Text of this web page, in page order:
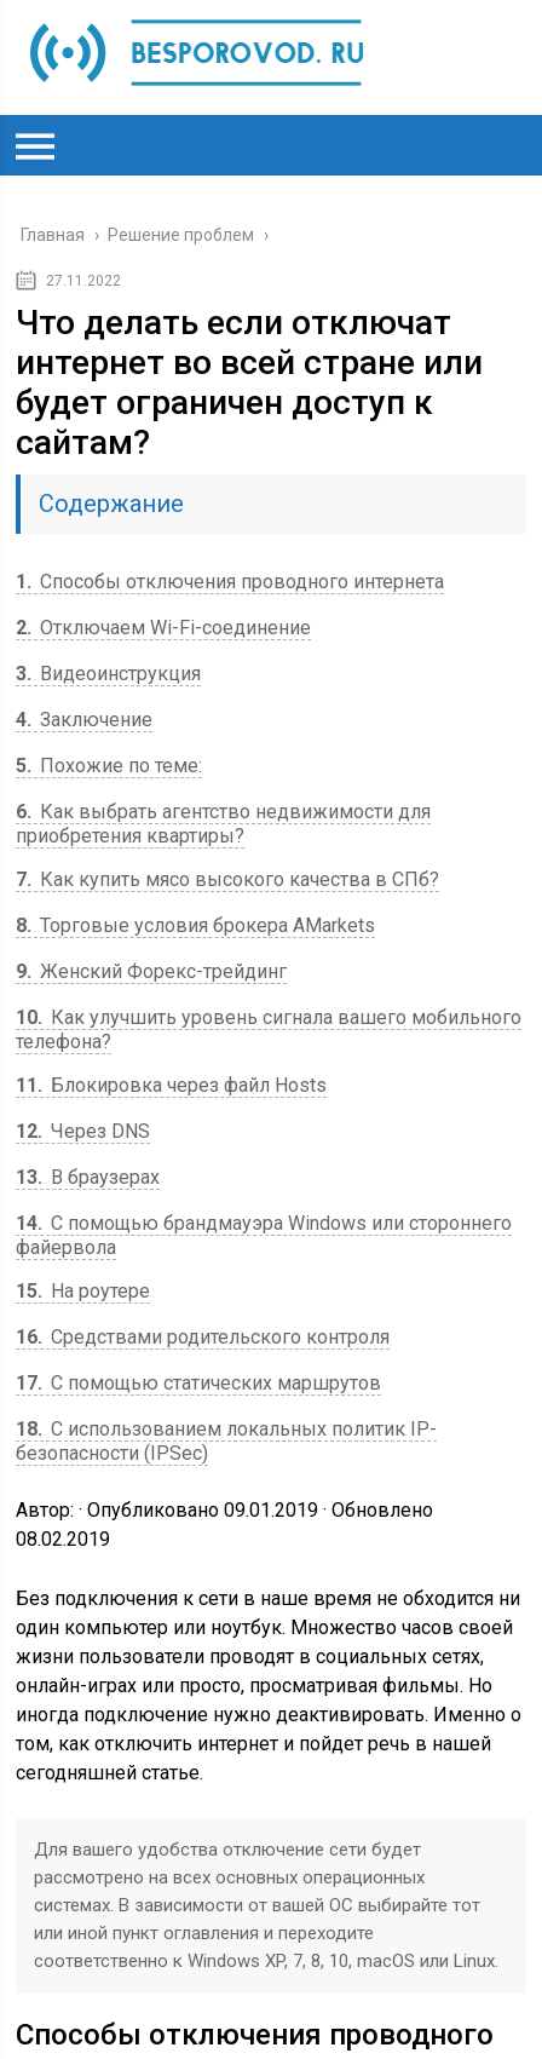
Главная › Решение проблем ›
27.11.2022
Что делать если отключат
интернет во всей стране или
будет ограничен доступ к
сайтам?
Содержание
1
Способы отключения проводного интернета
2 Отключаем Wi-Fi-соединение
3
Видеоинструкция
4 Заключение
5
Похожие по теме:
6
Как выбрать агентство недвижимости для
приобретения квартиры?
7
Как купить мясо высокого качества в СПб?
8 Торговые условия брокера AMarkets
9 Женский Форекс-трейдинг
10
Как улучшить уровень сигнала вашего мобильного
телефона?
11
Блокировка через файл Hosts
12 Через DNS
13
В браузерах
14 C помощью брандмауэра Windows или стороннего
файервола
15
На роутере
16 Средствами родительского контроля
17 С помощью статических маршрутов
18 С использованием локальных политик IP-
безопасности (IPSec)
Автор: · Опубликовано 09.01.2019 · Обновлено
08.02.2019
Без подключения к сети в наше время не обходится ни
один компьютер или ноутбук. Множество часов своей
жизни пользователи проводят в социальных сетях,
онлайн-играх или просто, просматривая фильмы. Но
иногда подключение нужно деактивировать. Именно о
том, как отключить интернет и пойдет речь в нашей
сегодняшней статье.
Для вашего удобства отключение сети будет
рассмотрено на всех основных операционных
системах. В зависимости от вашей ОС выбирайте тот
или иной пункт оглавления и переходите
соответственно к Windows XP, 7, 8, 10, macOS или Linux.
Способы отключения проводного